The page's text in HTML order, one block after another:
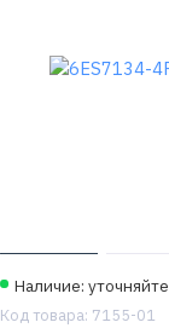
Наличие: уточняйте
Код товара: 7155-01